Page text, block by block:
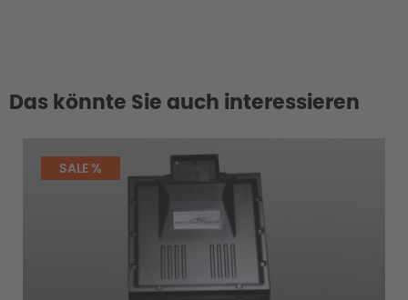
Das könnte Sie auch interessieren
SALE %